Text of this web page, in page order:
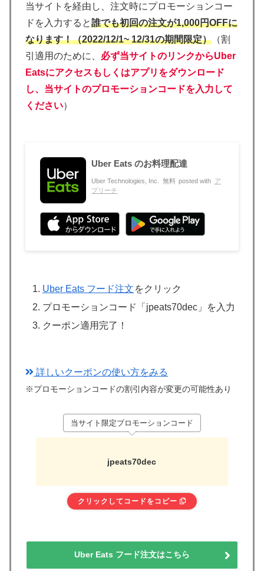
当サイトを経由し、注文時にプロモーションコー
ドを入力すると誰でも初回の注文が1,000円OFFに
なります！（2022/12/1~ 12/31の期間限定） （割
引適用のために、 必ず当サイトのリンクからUber
Eatsにアクセスもしくはアプリをダウンロード
し、当サイトのプロモーションコードを入力して
ください）
Uber Eats のお料理配達
Uber Technologies, Inc. 無料 posted with ア
プリーチ
Uber Eats フード注文 をクリック
プロモーションコード「jpeats70dec」を入力
クーポン適用完了！
詳しいクーポンの使い方をみる
※プロモーションコードの割引内容が変更の可能性あり
当サイト限定プロモーションコード
jpeats70dec
クリックしてコードをコピー
Uber Eats フード注文はこちら